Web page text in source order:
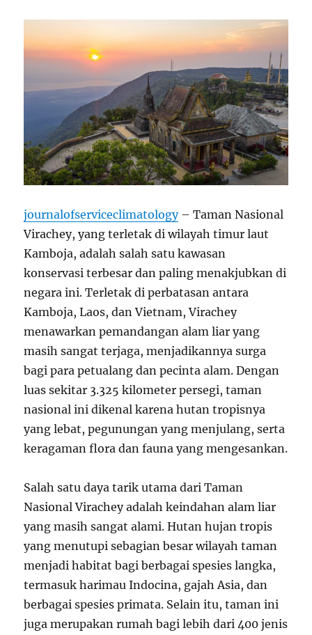
journalofserviceclimatology– Taman Nasional
Virachey, yang terletak di wilayah timur laut
Kamboja, adalah salah satu kawasan
konservasi terbesar dan paling menakjubkan di
negara ini. Terletak di perbatasan antara
Kamboja, Laos, dan Vietnam, Virachey
menawarkan pemandangan alam liar yang
masih sangat terjaga, menjadikannya surga
bagi para petualang dan pecinta alam. Dengan
luas sekitar 3.325 kilometer persegi, taman
nasional ini dikenal karena hutan tropisnya
yang lebat, pegunungan yang menjulang, serta
keragaman flora dan fauna yang mengesankan.
Salah satu daya tarik utama dari Taman
Nasional Virachey adalah keindahan alam liar
yang masih sangat alami. Hutan hujan tropis
yang menutupi sebagian besar wilayah taman
menjadi habitat bagi berbagai spesies langka,
termasuk harimau Indocina, gajah Asia, dan
berbagai spesies primata. Selain itu, taman ini
juga merupakan rumah bagi lebih dari 400 jenis